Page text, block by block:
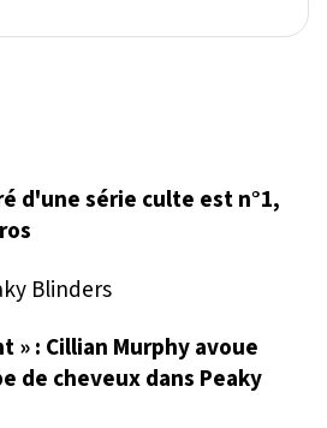
d'une série culte est n°1,
» : Cillian Murphy avoue
de cheveux dans Peaky